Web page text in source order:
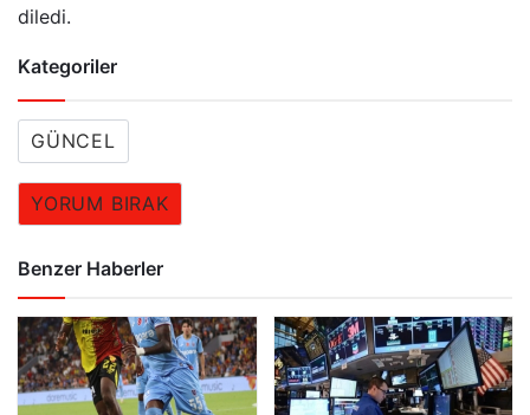
diledi.
Kategoriler
GÜNCEL
YORUM BIRAK
Benzer Haberler